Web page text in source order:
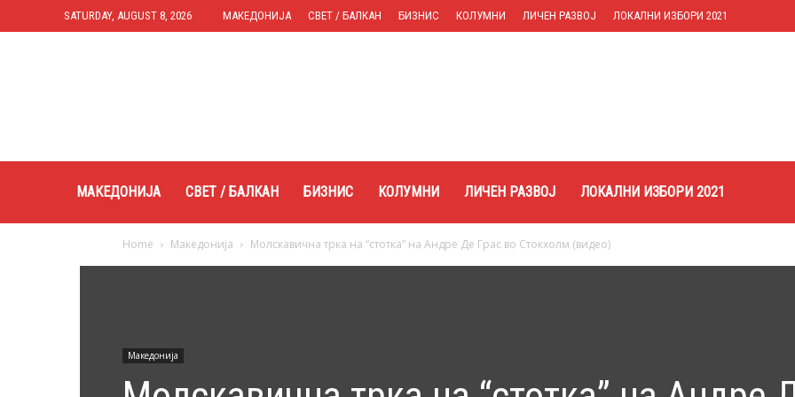
SATURDAY, AUGUST 8, 2026 МАКЕДОНИЈА СВЕТ / БАЛКАН БИЗНИС КОЛУМНИ ЛИЧЕН РАЗВОЈ ЛОКАЛНИ ИЗБОРИ 2021
МАКЕДОНИЈА СВЕТ / БАЛКАН БИЗНИС КОЛУМНИ ЛИЧЕН РАЗВОЈ ЛОКАЛНИ ИЗБОРИ 2021
Home Македонија Молскавична трка на “стотка” на Андре Де Грас во Стокхолм (видео)
Македонија